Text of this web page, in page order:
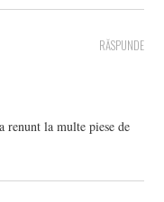
RĂSPUNDE
renunt la multe piese de